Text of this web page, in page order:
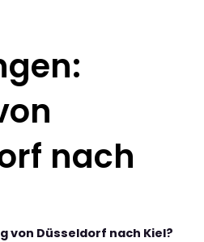
nach
von Düsseldorf nach Kiel?